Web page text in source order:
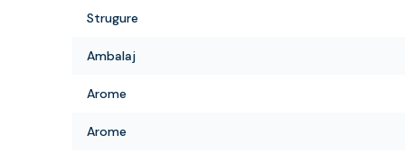
Strugure
Ambalaj
Arome
Arome